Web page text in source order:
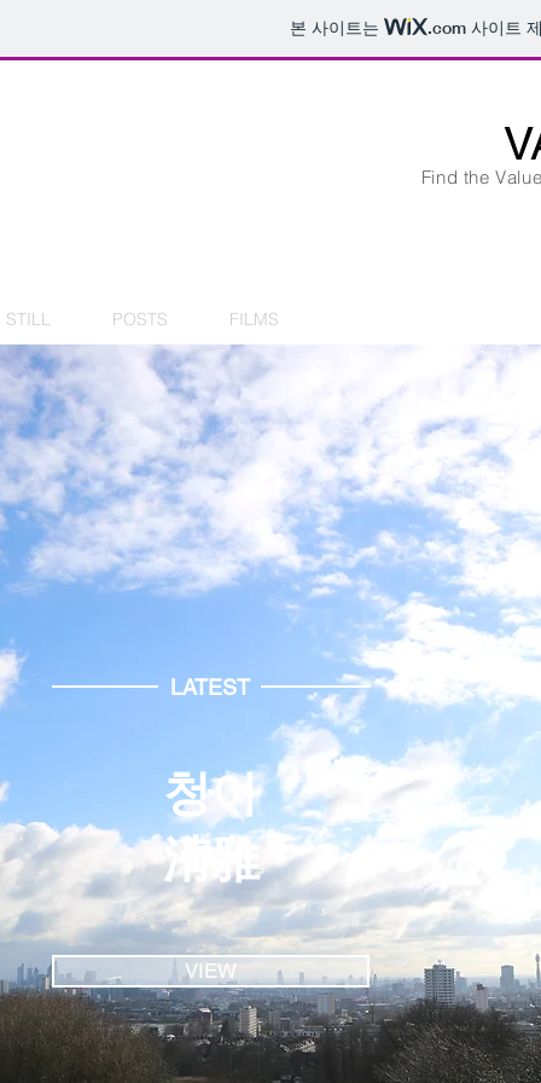
본 사이트는 .com 사이트
STILL POSTS FILMS
Find the
VIEW
청아
淸雅
LATEST